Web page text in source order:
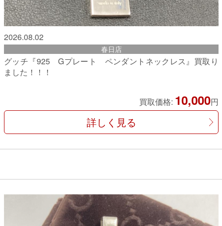
2026.08.02
春日店
グッチ『925 Gプレート ペンダントネックレス』買取り
ました！！！
買取価格: 10,000円
詳しく見る